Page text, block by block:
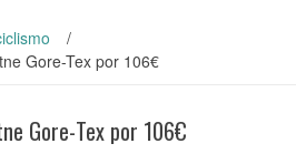
/
Gore-Tex por 106€
Gore-Tex por 106€